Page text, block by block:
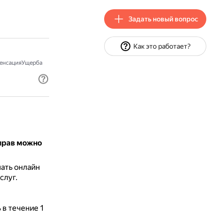
можно
онлайн
течение 1
Задать новый вопрос
Как это работает?